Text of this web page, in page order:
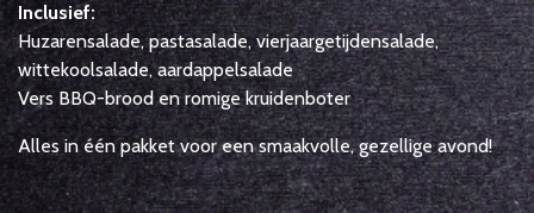
Inclusief:
Huzarensalade, pastasalade, vierjaargetijdensalade,
wittekoolsalade, aardappelsalade
Vers BBQ-brood en romige kruidenboter
Alles in één pakket voor een smaakvolle, gezellige avond!